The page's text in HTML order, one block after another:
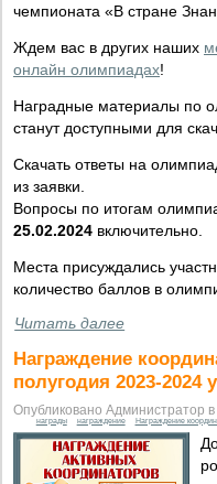
чемпионата «В стране
Ждем вас в других наших
онлайн олимпиадах!
Наградные материалы по
станут доступными для
Скачать ответы на
из заявки.
Вопросы по итогам
25.02.2024 включительно.
Места присуждались
количество баллов в
Читать далее
Награждение
полугодия 2023-2024
Опубликовано Администратор
награды награждение Награждение